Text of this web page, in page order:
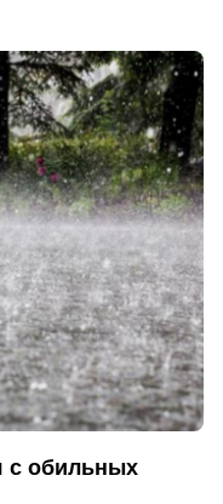
с обильных